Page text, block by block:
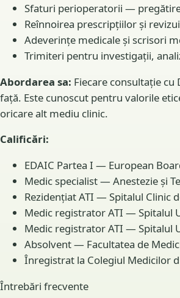
Sfaturi perioperatorii —
Reînnoirea prescripțiilor și
Adeverințe medicale și scrisori
Trimiteri pentru investigații,
Abordarea sa: Fiecare consultație cu
față. Este cunoscut pentru valorile
oricare alt mediu clinic.
Calificări:
EDAIC Partea I — European
Medic specialist — Anestezie și
Rezidențiat ATI — Spitalul Clinic
Medic registrator ATI — Spitalul
Medic registrator ATI — Spitalul
Absolvent — Facultatea de
Înregistrat la Colegiul Medicilor
Întrebări frecvente